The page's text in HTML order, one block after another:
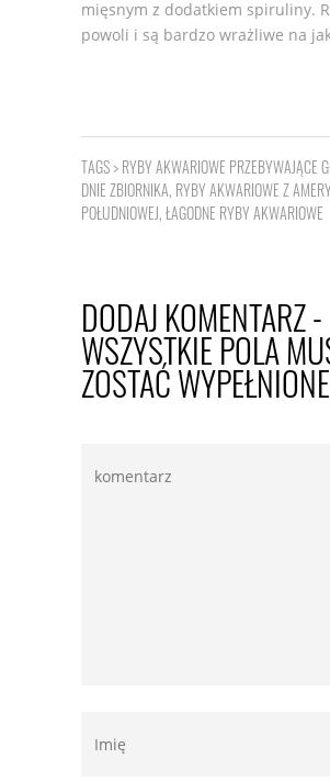
mięsnym z dodatkiem spiruliny.
powoli i są bardzo wrażliwe na
TAGS >RYBY AKWARIOWE PRZEBYWAJĄCE
DNIE ZBIORNIKA, RYBY AKWARIOWE Z
POŁUDNIOWEJ,ŁAGODNE RYBY AKWARIOWE
DODAJ KOMENTARZ -
WSZYSTKIE POLA
ZOSTAĆ WYPEŁNIONE